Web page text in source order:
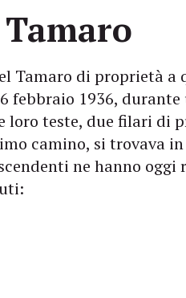
Tamaro di proprietà a
febbraio 1936, durante
loro teste, due filari di
camino, si trovava
ne hanno oggi